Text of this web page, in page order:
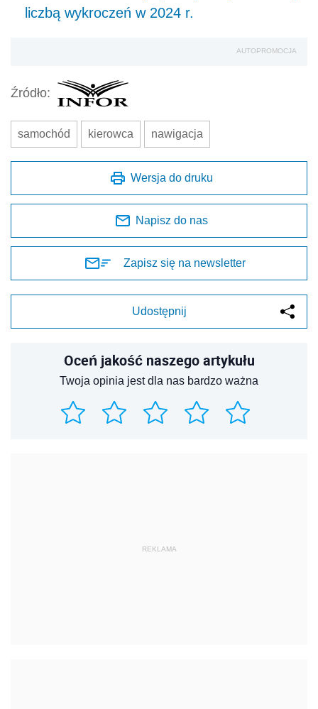
liczbą wykroczeń w 2024 r.
AUTOPROMOCJA
Źródło:
samochód kierowca nawigacja
Wersja do druku
Napisz do nas
Zapisz się na newsletter
Udostępnij
Oceń jakość naszego artykułu
Twoja opinia jest dla nas bardzo ważna
REKLAMA